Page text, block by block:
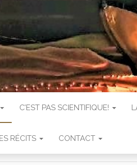
C’EST PAS SCIENTIFIQUE!
RÉCITS CONTACT